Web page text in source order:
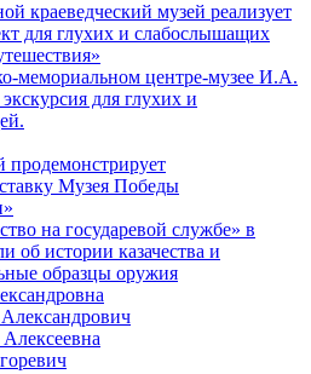
краеведческий музей реализует
для глухих и слабослышащих
мемориальном центре-музее И.А.
для глухих и
продемонстрирует
Музея Победы
на государевой службе» в
об истории казачества и
образцы оружия